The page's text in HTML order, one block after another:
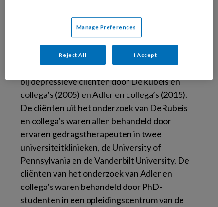
Het onderzoek is geen nieuw opgezette
gegevens uit twee eerdere onderzoeken
samengevoegd. Het waren beide onderzoeken
bij depressieve cliënten door DeRubeis en
collega’s (2005) en Adler en collega’s (2015).
De cliënten uit het onderzoek van DeRubeis
en collega’s waren allen behandeld door
ervaren gedragstherapeuten in twee
universiteitklinieken, de University of
Pennsylvania en deVanderbilt University. De
cliënten van het onderzoek van Adler en
collega’s waren behandeld door PhD-
studenten in een opleidingscentrum van de
Manage Preferences
Reject All I Accept